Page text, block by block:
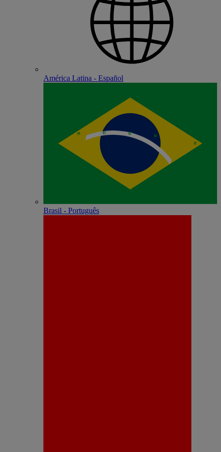
América Latina - Español
Brasil - Português